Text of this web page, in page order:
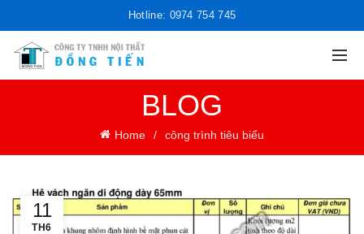
Hotline: 0974 754 745
BLOG
Home công trình tiêu biểu
11
TH6